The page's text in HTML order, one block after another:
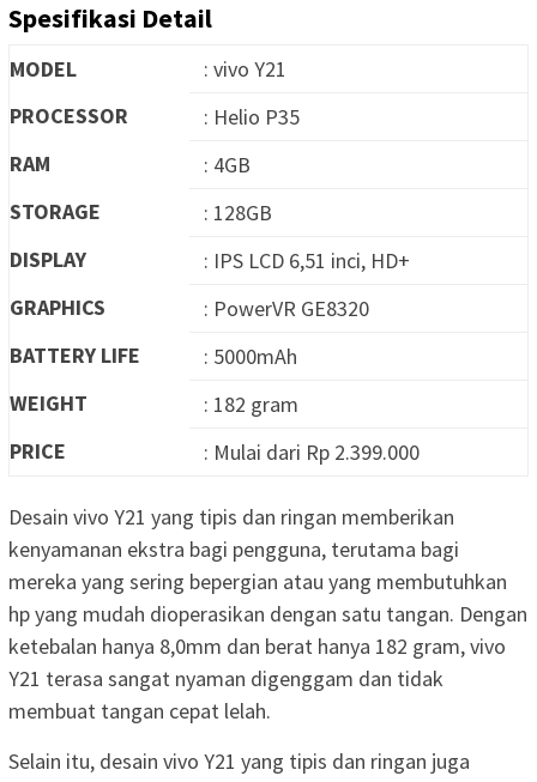
Spesifikasi Detail
MODEL
: vivo Y21
PROCESSOR
: Helio P35
RAM
: 4GB
STORAGE
: 128GB
DISPLAY
: IPS LCD 6,51 inci, HD+
GRAPHICS
: PowerVR GE8320
BATTERY LIFE
: 5000mAh
WEIGHT
: 182 gram
PRICE
: Mulai dari Rp 2.399.000
Desain vivo Y21 yang tipis dan ringan memberikan
kenyamanan ekstra bagi pengguna, terutama bagi
mereka yang sering bepergian atau yang membutuhkan
hp yang mudah dioperasikan dengan satu tangan. Dengan
ketebalan hanya 8,0mm dan berat hanya 182 gram, vivo
Y21 terasa sangat nyaman digenggam dan tidak
membuat tangan cepat lelah.
Selain itu, desain vivo Y21 yang tipis dan ringan juga